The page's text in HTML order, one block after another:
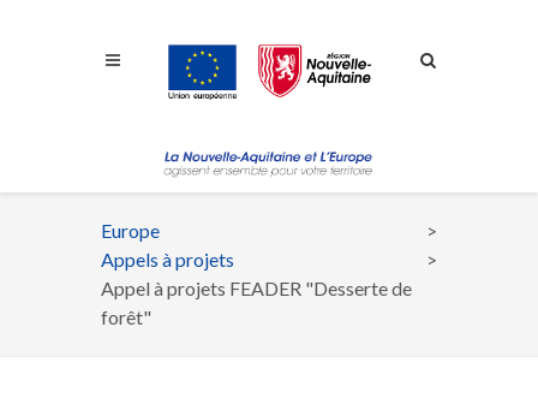
Fil
d'Ariane
Europe
Appels à projets
Appel à projets FEADER "Desserte de
forêt"